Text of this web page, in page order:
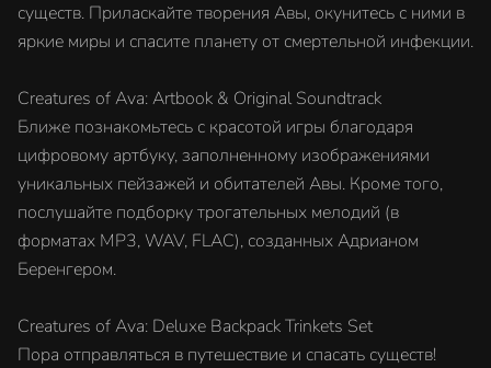
существ. Приласкайте творения Авы, окунитесь с ними в
яркие миры и спасите планету от смертельной инфекции.
Creatures of Ava: Artbook & Original Soundtrack
Ближе познакомьтесь с красотой игры благодаря
цифровому артбуку, заполненному изображениями
уникальных пейзажей и обитателей Авы. Кроме того,
послушайте подборку трогательных мелодий (в
форматах MP3, WAV, FLAC), созданных Адрианом
Беренгером.
Creatures of Ava: Deluxe Backpack Trinkets Set
Пора отправляться в путешествие и спасать существ!